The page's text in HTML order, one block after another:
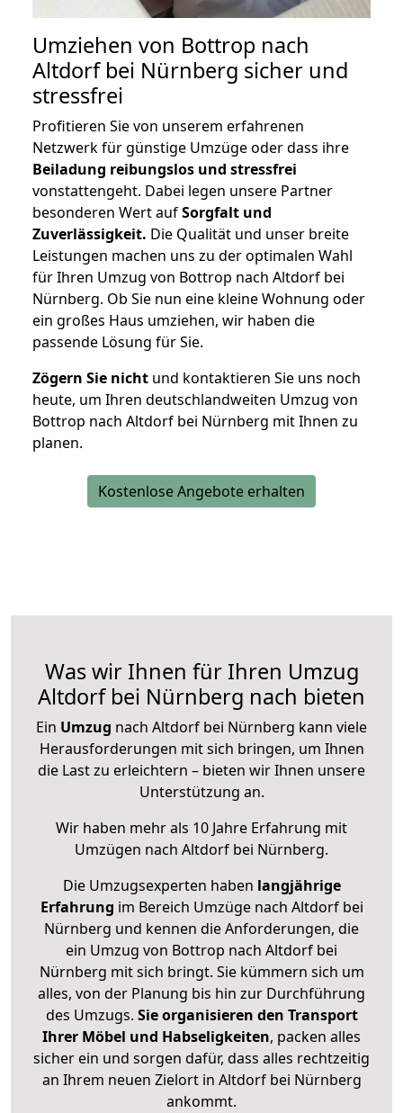
Umziehen von Bottrop nach
Altdorf bei Nürnberg sicher und
stressfrei
Profitieren Sie von unserem erfahrenen
Netzwerk für günstige Umzüge oder dass ihre
Beiladung reibungslos und stressfrei
vonstattengeht. Dabei legen unsere Partner
besonderen Wert aufSorgfalt und
Zuverlässigkeit. Die Qualität und unser breite
Leistungen machen uns zu der optimalen Wahl
für Ihren Umzug von Bottrop nach Altdorf bei
Nürnberg. Ob Sie nun eine kleine Wohnung oder
ein großes Haus umziehen, wir haben die
passende Lösung für Sie.
Zögern Sie nicht und kontaktieren Sie uns noch
heute, um Ihren deutschlandweiten Umzug von
Bottrop nach Altdorf bei Nürnberg mit Ihnen zu
planen.
Kostenlose Angebote erhalten
Was wir Ihnen für Ihren Umzug
Altdorf bei Nürnberg nach bieten
Ein Umzug nach Altdorf bei Nürnberg kann viele
Herausforderungen mit sich bringen, um Ihnen
die Last zu erleichtern – bieten wir Ihnen unsere
Unterstützung an.
Wir haben mehr als 10 Jahre Erfahrung mit
Umzügen nach Altdorf bei Nürnberg.
Die Umzugsexperten haben langjährige
Erfahrung im Bereich Umzüge nach Altdorf bei
Nürnberg und kennen die Anforderungen, die
ein Umzug von Bottrop nach Altdorf bei
Nürnberg mit sich bringt. Sie kümmern sich um
alles, von der Planung bis hin zur Durchführung
des Umzugs. Sie organisieren den Transport
Ihrer Möbel und Habseligkeiten, packen alles
sicher ein und sorgen dafür, dass alles rechtzeitig
an Ihrem neuen Zielort in Altdorf bei Nürnberg
ankommt.